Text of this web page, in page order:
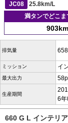
JC08
25.8km/L
満タンでどこま
903km
排気量
ミッション イ
最大出力
生産期間
6年
660 G L インテリ